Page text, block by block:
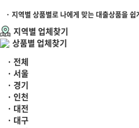
· 지역별 상품별로 나에게 맞는 대출상품을
지역별 업체찾기
상품별 업체찾기
· 전체
· 서울
· 경기
· 인천
· 대전
· 대구